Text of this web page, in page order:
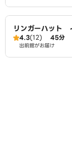
リンガーハット
御山店
4.3(12) 45分
出前館がお届け